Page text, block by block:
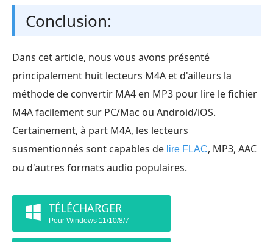
Conclusion:
Dans cet article, nous vous avons présenté
principalement huit lecteurs M4A et d'ailleurs la
méthode de convertir MA4 en MP3 pour lire le fichier
M4A facilement sur PC/Mac ou Android/iOS.
Certainement, à part M4A, les lecteurs
susmentionnés sont capables de lire FLAC, MP3, AAC
ou d'autres formats audio populaires.
TÉLÉCHARGER
Pour Windows 11/10/8/7